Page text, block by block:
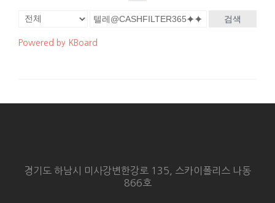
검색
Powered by KBoard
경기도 하남시 미사강변한강로 135, 스카이폴리스 나동
866호